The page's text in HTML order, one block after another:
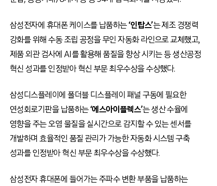
삼성전자에 휴대폰 케이스를 납품하는‘인탑스’는 제조 경쟁력
강화를 위해 수동 조립 공정을 무인 자동화 라인으로 교체했고,
제품 외관 검사에 AI를 활용해 품질을 향상 시키는 등 생산공정
혁신 성과를 인정받아 혁신 부문 최우수상을 수상했다.
삼성디스플레이에 폴더블 디스플레이 패널 구동에 필요한
연성회로기판을 납품하는‘에스아이플렉스’는 생산 수율에
영향을 주는 오염 물질을 실시간으로 감지할 수 있는 센서를
개발하며 효율적인 품질 관리가 가능한 자동화 시스템 구축
성과를 인정받아 혁신 부문 최우수상을 수상했다.
삼성전자 휴대폰에 들어가는 주파수 변환 부품을 납품하는